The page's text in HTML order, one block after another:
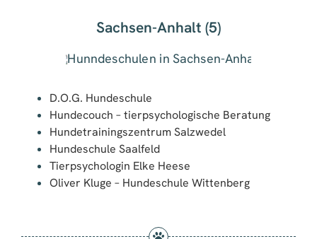
Sachsen-Anhalt (5)
D.O.G. Hundeschule
Hundecouch – tierpsychologische Beratung
Hundetrainingszentrum Salzwedel
Hundeschule Saalfeld
Tierpsychologin Elke Heese
Oliver Kluge – Hundeschule Wittenberg